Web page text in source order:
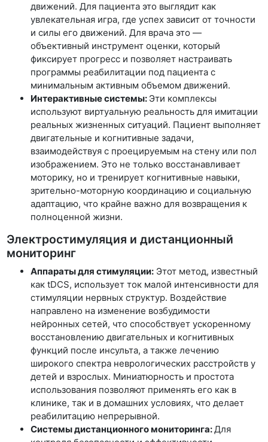
движений. Для пациента это выглядит как
увлекательная игра, где успех зависит от точности
и силы его движений. Для врача это —
объективный инструмент оценки, который
фиксирует прогресс и позволяет настраивать
программы реабилитации под пациента с
минимальным активным объемом движений.
Интерактивные системы: Эти комплексы
используют виртуальную реальность для имитации
реальных жизненных ситуаций. Пациент выполняет
двигательные и когнитивные задачи,
взаимодействуя с проецируемым на стену или пол
изображением. Это не только восстанавливает
моторику, но и тренирует когнитивные навыки,
зрительно-моторную координацию и социальную
адаптацию, что крайне важно для возвращения к
полноценной жизни.
Электростимуляция и дистанционный
мониторинг
Аппараты для стимуляции: Этот метод, известный
как tDCS, использует ток малой интенсивности для
стимуляции нервных структур. Воздействие
направлено на изменение возбудимости
нейронных сетей, что способствует ускоренному
восстановлению двигательных и когнитивных
функций после инсульта, а также лечению
широкого спектра неврологических расстройств у
детей и взрослых. Миниатюрность и простота
использования позволяют применять его как в
клинике, так и в домашних условиях, что делает
реабилитацию непрерывной.
Системы дистанционного мониторинга: Для